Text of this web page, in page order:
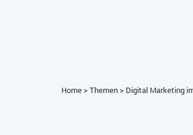
Home>Themen> Digital Marketing